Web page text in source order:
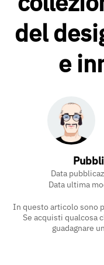
del
e
Data
Data ultima
In questo articolo sono
Se acquisti qualcosa
guadagnare